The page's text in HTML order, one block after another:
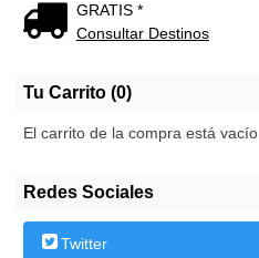
GRATIS *
Consultar Destinos
Tu Carrito (0)
El carrito de la compra está vacío
Redes Sociales
Twitter